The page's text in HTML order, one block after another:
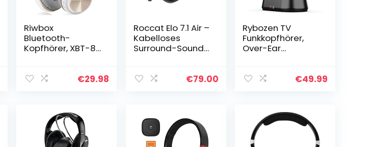
Riwbox
Bluetooth-
Kopfhörer, XBT-80
Kopfhörer Over-
Lautstärkeregelu
€29.98
Roccat Elo 7.1 Air –
Kabelloses
Surround-Sound
€79.00
Rybozen TV
Funkkopfhörer,
Over-Ear
Ladestation für
3.5mm RCA…
€49.99